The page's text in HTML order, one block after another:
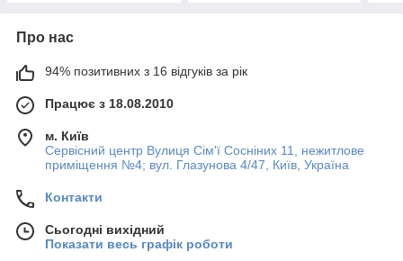
Про нас
94% позитивних з 16 відгуків за рік
Працює з 18.08.2010
м. Київ
Сервісний центр Вулиця Сім'ї Сосніних 11, нежитлове
приміщення №4; вул. Глазунова 4/47, Київ, Україна
Контакти
Сьогодні вихідний
Показати весь графік роботи